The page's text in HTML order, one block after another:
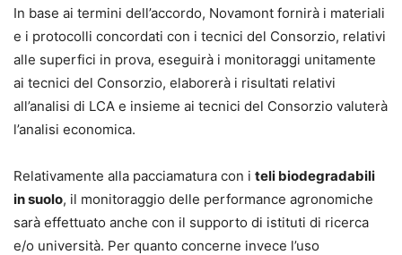
In base ai termini dell’accordo, Novamont fornirà i materiali
e i protocolli concordati con i tecnici del Consorzio, relativi
alle superfici in prova, eseguirà i monitoraggi unitamente
ai tecnici del Consorzio, elaborerà i risultati relativi
all’analisi di LCA e insieme ai tecnici del Consorzio valuterà
l’analisi economica.
Relativamente alla pacciamatura con i teli biodegradabili
in suolo, il monitoraggio delle performance agronomiche
sarà effettuato anche con il supporto di istituti di ricerca
e/o università. Per quanto concerne invece l’uso